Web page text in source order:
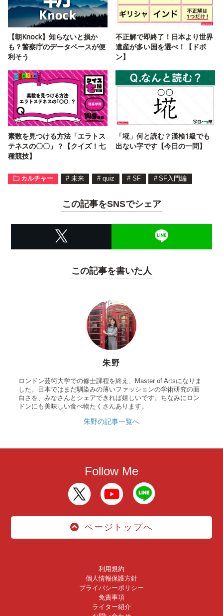
【朝Knock】知らないと損か
も？警察庁のデータベースが便
利そう
不正解で即終了！日本より世界
遺産が多い国を選べ！【ドボ
ン】
素数を見つける方法「エラトス
テネスの〇〇」？【クイズ！七
種競技】
「埖」何と読む？漢検1級でも
出ない字です【今日の一問】
カルチャー # 未来 # quiz # SF # SF入門編
この記事をSNSでシェア
この記事を書いた人
朱野
ロンドン芸術大学での修士課程を終え、Master of Artsになりま
した。日本ではまだ馴染みの薄いファッションの学術研究の面
白さを、みなさんとシェアできれば嬉しいです。ちなみにロン
ドンにも美味しい食べ物たくさんあります。
朱野の記事一覧へ
Follow Me
ページトップへ
利用規約
個人情報保護方針
プライバシーポリシー
免責事項
ライター紹介